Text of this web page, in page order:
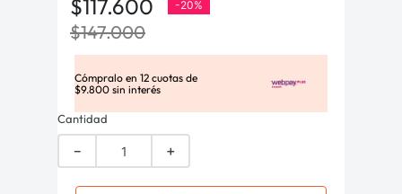
$117.600 -20%
$147.000
Cómpralo en 12 cuotas de
$9.800 sin interés
Cantidad
＋
－